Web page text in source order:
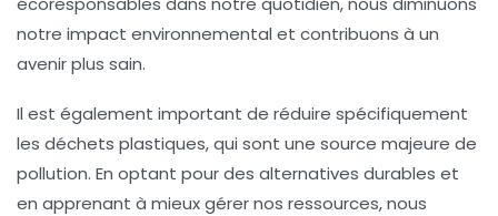
notre impact environnemental et contribuons à un
avenir plus sain.
Il est également important de réduire spécifiquement
les déchets plastiques, qui sont une source majeure de
pollution. En optant pour des alternatives durables et
en apprenant à mieux gérer nos ressources, nous